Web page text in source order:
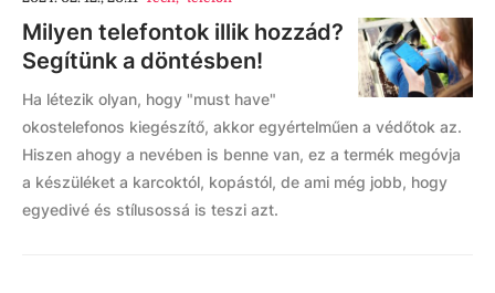
Milyen telefontok illik hozzád?
Segítünk a döntésben!
Ha létezik olyan, hogy "must have"
okostelefonos kiegészítő, akkor egyértelműen a védőtok az.
Hiszen ahogy a nevében is benne van, ez a termék megóvja
a készüléket a karcoktól, kopástól, de ami még jobb, hogy
egyedivé és stílusossá is teszi azt.